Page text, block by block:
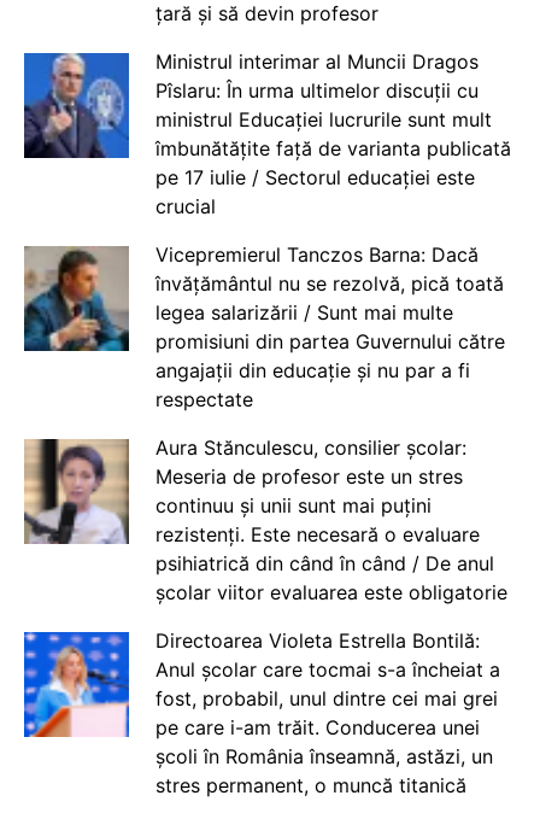
țară și să devin profesor
Ministrul interimar al Muncii Dragos
Pîslaru: În urma ultimelor discuții cu
ministrul Educației lucrurile sunt mult
îmbunătățite față de varianta publicată
pe 17 iulie / Sectorul educației este
crucial
Vicepremierul Tanczos Barna: Dacă
învățământul nu se rezolvă, pică toată
legea salarizării / Sunt mai multe
promisiuni din partea Guvernului către
angajații din educație și nu par a fi
respectate
Aura Stănculescu, consilier școlar:
Meseria de profesor este un stres
continuu și unii sunt mai puțini
rezistenți. Este necesară o evaluare
psihiatrică din când în când / De anul
școlar viitor evaluarea este obligatorie
Directoarea Violeta Estrella Bontilă:
Anul școlar care tocmai s-a încheiat a
fost, probabil, unul dintre cei mai grei
pe care i-am trăit. Conducerea unei
școli în România înseamnă, astăzi, un
stres permanent, o muncă titanică